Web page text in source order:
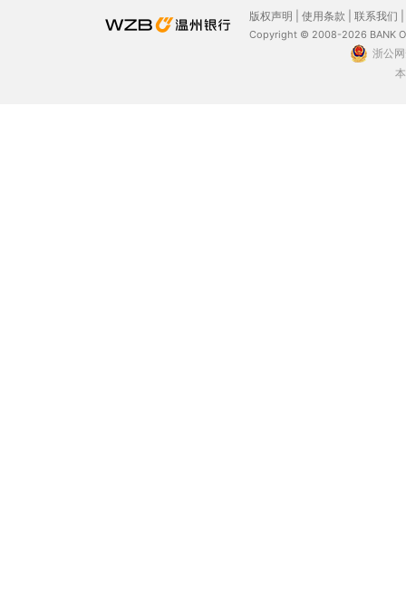
版权声明 使用条款 联系我们
Copyright © 2008-2026 BANK
浙公